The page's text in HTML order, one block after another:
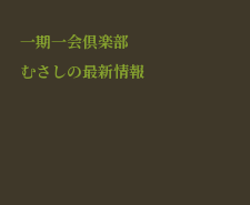
一期一会倶楽部
むさしの最新情報